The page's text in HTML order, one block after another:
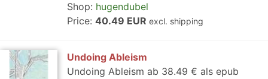
Shop: hugendubel
Price: 40.49 EUR excl. shipping
Undoing Ableism
Undoing Ableism ab 38.49 € als epub